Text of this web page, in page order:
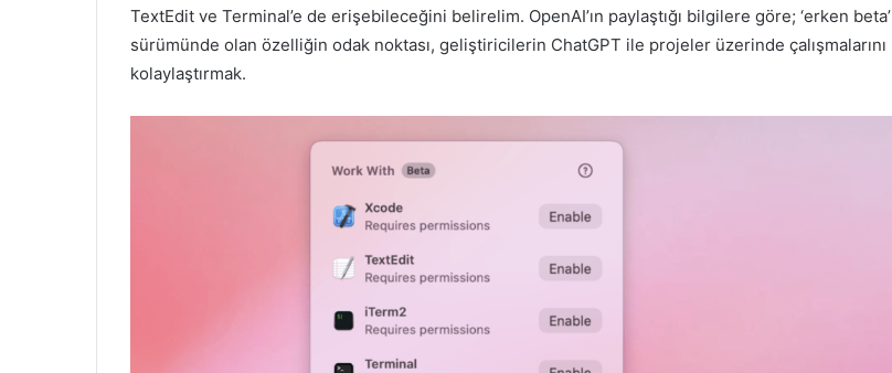
TextEdit ve Terminal’e de erişebileceğini belirelim. OpenAI’ın paylaştığı bilgilere göre; ‘erken beta’
sürümünde olan özelliğin odak noktası, geliştiricilerin ChatGPT ile projeler üzerinde çalışmalarını
kolaylaştırmak.